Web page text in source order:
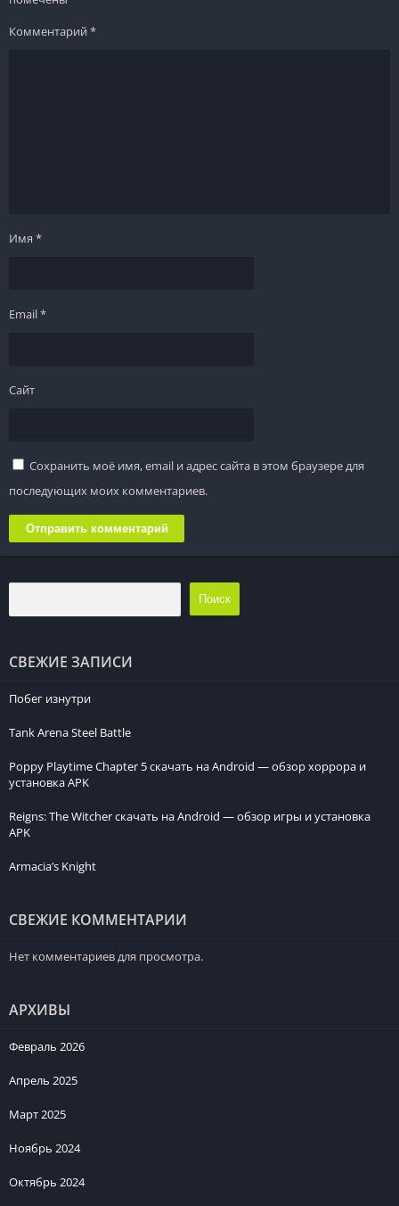
Комментарий*
Имя *
Email*
Сайт
Сохранить моё имя, email и адрес сайта в этом браузере для
последующих моих комментариев.
Поиск
СВЕЖИЕ ЗАПИСИ
Побег изнутри
Tank Arena Steel Battle
Poppy Playtime Chapter 5 скачать на Android — обзор хоррора и
установка APK
Reigns: The Witcher скачать на Android — обзор игры и установка
APK
Armacia’s Knight
СВЕЖИЕ КОММЕНТАРИИ
Нет комментариев для просмотра.
АРХИВЫ
Февраль 2026
Апрель 2025
Март 2025
Ноябрь 2024
Октябрь 2024